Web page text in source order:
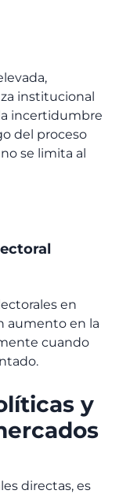
institucional
incertidumbre
del proceso
se limita al
en
aumento en la
cuando
y
directas, es